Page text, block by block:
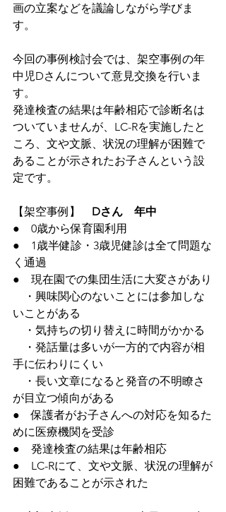
画の立案などを議論しながら学びま
す。
今回の事例検討会では、架空事例の年
中児Dさんについて意見交換を行いま
す。
発達検査の結果は年齢相応で診断名は
ついていませんが、LC-Rを実施したと
ころ、文や文脈、状況の理解が困難で
あることが示されたお子さんという設
定です。
【架空事例】 Dさん　年中
●　0歳から保育園利用
●　1歳半健診・3歳児健診は全て問題な
く通過
●　現在園での集団生活に大変さがあり
・興味関心のないことには参加しな
いことがある
・気持ちの切り替えに時間がかかる
・発話量は多いが一方的で内容が相
手に伝わりにくい
・長い文章になると発音の不明瞭さ
が目立つ傾向がある
●　保護者がお子さんへの対応を知るた
めに医療機関を受診
●　発達検査の結果は年齢相応
●　LC-Rにて、文や文脈、状況の理解が
困難であることが示された